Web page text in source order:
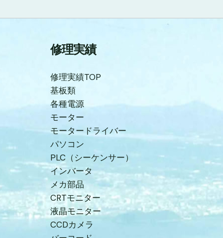
修理実績
修理実績TOP
基板類
各種電源
モーター
モータードライバー
パソコン
PLC（シーケンサー）
インバータ
メカ部品
CRTモニター
液晶モニター
CCDカメラ